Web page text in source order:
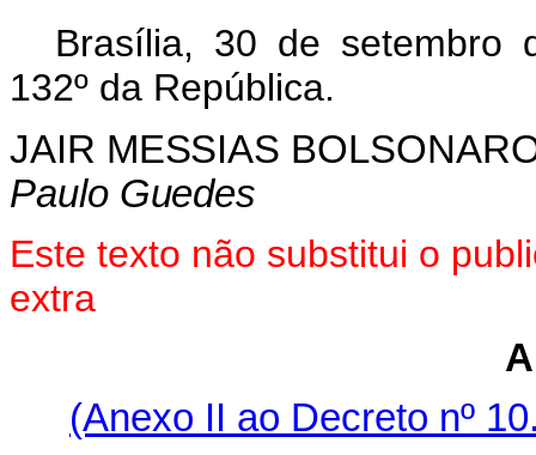
Brasília, 30 de setembro
132º da República.
JAIR MESSIAS
Paulo Guedes
Este texto não substitui o
extra
(Anexo II ao Decreto nº